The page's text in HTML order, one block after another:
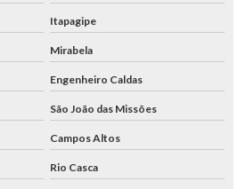
Itapagipe
Mirabela
Engenheiro Caldas
São João das Missões
Campos Altos
Rio Casca